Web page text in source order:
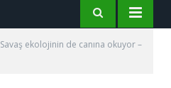
Savaş ekolojinin de canına okuyor –